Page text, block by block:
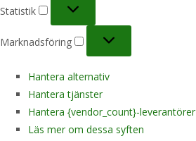
Statistik
Marknadsföring
Hantera alternativ
Hantera tjänster
Hantera {vendor_count}-leverantörer
Läs mer om dessa syften